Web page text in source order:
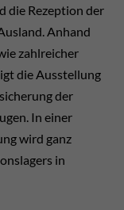
die Rezeption der
Anhand
zahlreicher
die Ausstellung
der
In einer
wird ganz
in